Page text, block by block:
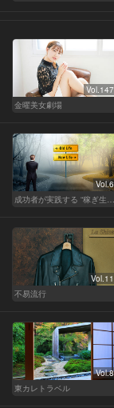
Vol.147
金曜美女劇場
Vol.6
Vol.11
不易流行
Vol.8
東カレトラベル